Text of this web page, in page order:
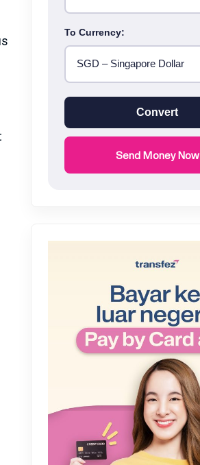
To Currency:
Convert
Send Money Now